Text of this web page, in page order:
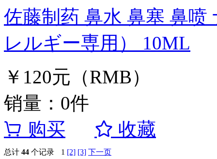
佐藤制药 鼻水 鼻塞 鼻喷
レルギー専用） 10ML
￥120元（RMB）
销量：0件
购买
收藏
总计 44 个记录 1 [2] [3] 下一页